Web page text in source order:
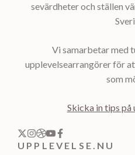
sevärdheter och ställen
Vi samarbetar med
upplevelsearrangörer för
som
Skicka in tips på
UPPLEVELSE.NU